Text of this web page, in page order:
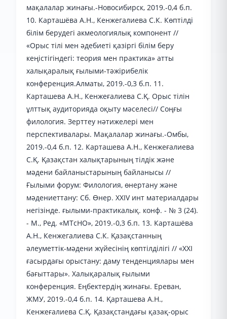
мақалалар жинағы.-Новосибирск, 2019.-0,4 б.п.
10. Карташёва А.Н., Кенжегалиева С.К. Көптілді
білім берудегі акмеологиялық компонент //
«Орыс тілі мен әдебиеті қазіргі білім беру
кеңістігіндегі: теория мен практика» атты
халықаралық ғылыми-тәжірибелік
конференция.Алматы, 2019.-0,3 б.п. 11.
Карташева А.Н., Кенжеғалиева С.Қ. Орыс тілін
ұлттық аудиторияда оқыту мәселесі// Соңғы
филология. Зерттеу нәтижелері мен
перспективалары. Мақалалар жинағы.-Омбы,
2019.-0,4 б.п. 12. Карташева А.Н., Кенжеғалиева
С.Қ. Қазақстан халықтарының тілдік және
мәдени байланыстарының байланысы //
Ғылыми форум: Филология, өнертану және
мәдениеттану: Сб. Өнер. XXIV инт материалдары
негізінде. ғылыми-практикалық. конф. - № 3 (24).
- М., Ред. «МТсНО», 2019.-0,3 б.п. 13. Карташёва
А.Н., Кенжегалиева С.К. Қазақстанның
әлеуметтік-мәдени жүйесінің көптілділігі // «ХХІ
ғасырдағы орыстану: даму тенденциялары мен
бағыттары». Халықаралық ғылыми
конференция. Еңбектердің жинағы. Ереван,
ЖМУ, 2019.-0,4 б.п. 14. Қарташева А.Н.,
Кенжеғалиева С.Қ. Қазақстандағы қазақ-орыс